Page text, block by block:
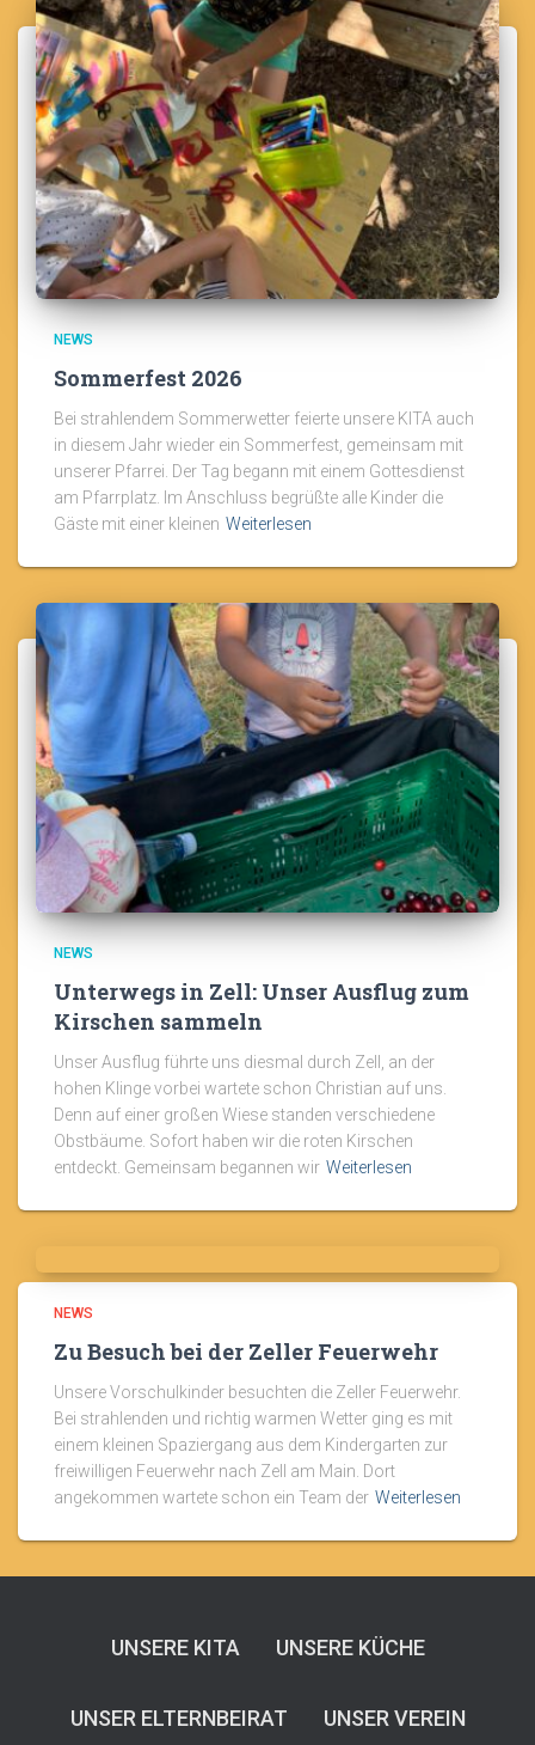
NEWS
Sommerfest 2026
Bei strahlendem Sommerwetter feierte unsere KITA auch
in diesem Jahr wieder ein Sommerfest, gemeinsam mit
unserer Pfarrei. Der Tag begann mit einem Gottesdienst
am Pfarrplatz. Im Anschluss begrüßte alle Kinder die
Gäste mit einer kleinen Weiterlesen
NEWS
Unterwegs in Zell: Unser Ausflug zum
Kirschen sammeln
Unser Ausflug führte uns diesmal durch Zell, an der
hohen Klinge vorbei wartete schon Christian auf uns.
Denn auf einer großen Wiese standen verschiedene
Obstbäume. Sofort haben wir die roten Kirschen
entdeckt. Gemeinsam begannen wir Weiterlesen
NEWS
Zu Besuch bei der Zeller Feuerwehr
Unsere Vorschulkinder besuchten die Zeller Feuerwehr.
Bei strahlenden und richtig warmen Wetter ging es mit
einem kleinen Spaziergang aus dem Kindergarten zur
freiwilligen Feuerwehr nach Zell am Main. Dort
angekommen wartete schon ein Team der Weiterlesen
UNSERE KITA UNSERE KÜCHE
UNSER ELTERNBEIRAT UNSER VEREIN